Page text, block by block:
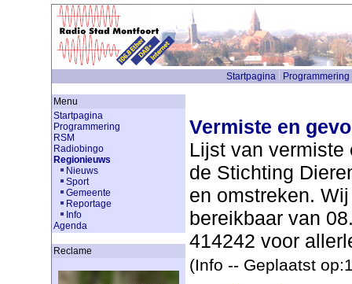
Startpagina Programmering
Menu
Startpagina
Programmering
RSM
Radiobingo
Regionieuws
Nieuws
Sport
Gemeente
Reportage
Info
Agenda
Reclame
Vermiste en
Lijst van vermiste
de Stichting
en omstreken.
bereikbaar van
414242 voor
(Info -- Geplaatst